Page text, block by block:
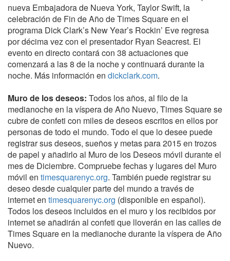
nueva Embajadora de Nueva York, Taylor Swift, la
celebración de Fin de Año de Times Square en el
programa Dick Clark’s New Year’s Rockin’ Eve regresa
por décima vez con el presentador Ryan Seacrest. El
evento en directo contará con 38 actuaciones que
comenzará a las 8 de la noche y continuará durante la
noche. Más información en dickclark.com.
Muro de los deseos: Todos los años, al filo de la
medianoche en la víspera de Año Nuevo, Times Square se
cubre de confeti con miles de deseos escritos en ellos por
personas de todo el mundo. Todo el que lo desee puede
registrar sus deseos, sueños y metas para 2015 en trozos
de papel y añadirlo al Muro de los Deseos móvil durante el
mes de Diciembre. Compruebe fechas y lugares del Muro
móvil en timesquarenyc.org. También puede registrar su
deseo desde cualquier parte del mundo a través de
internet en timesquarenyc.org (disponible en español).
Todos los deseos incluidos en el muro y los recibidos por
internet se añadirán al confeti que lloverán en las calles de
Times Square en la medianoche durante la víspera de Año
Nuevo.